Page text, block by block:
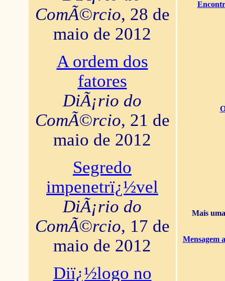
ComÃ©rcio, 28 de
maio de 2012
A ordem dos
fatores
DiÃ¡rio do
ComÃ©rcio, 21 de
maio de 2012
Segredo
impenetrï¿½vel
DiÃ¡rio do
ComÃ©rcio, 17 de
maio de 2012
Diï¿½logo no
Mais
Mensagem